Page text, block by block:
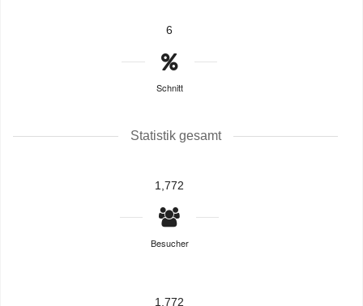
6
Schnitt
Statistik gesamt
1,772
Besucher
1,772